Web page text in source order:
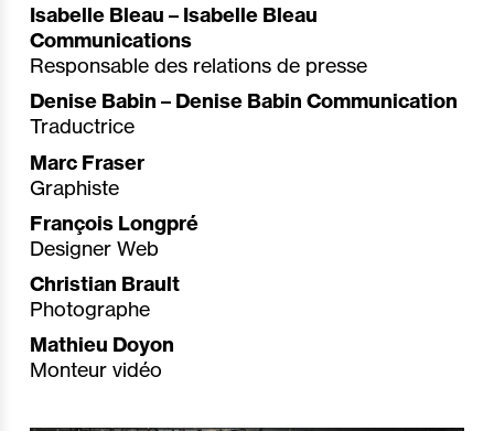
Isabelle Bleau – Isabelle Bleau
Communications
Responsable des relations de presse
Denise Babin – Denise Babin Communication
Traductrice
Marc Fraser
Graphiste
François Longpré
Designer Web
Christian Brault
Photographe
Mathieu Doyon
Monteur vidéo